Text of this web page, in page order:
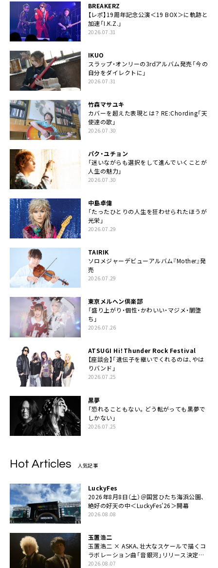
BREAKERZ
【レポ】19周年記念公演＜19 BOX＞に軌跡と
加速「I.K.Z.」
2026.07.31
IKUO
スラップ・オンリーの3rdアルバム発売「今の
自分をダイレクトに」
2026.07.31
竹森マサユキ
カバーを超えた表現とは？ RE:Chording「天
使達の歌」
2026.07.30
パク・ユチョン
「迷いながらも選択をして進んでいくことが
人生の魅力」
2026.07.30
中島卓偉
「たったひとりの人生を狂わせられたほうが
光栄」
2026.07.29
TAIRIK
ソロメジャーデビューアルバム『Mother』発
売
2026.07.29
東京メルヘン倶楽部
「盛り上がり・個性・かわいい・マジメ・闇堕
ち」
2026.07.26
ATSUGI Hi！Thunder Rock Festival
【座談会】「遺伝子を継いでくれるのは、やは
りバンド」
2026.07.25
黒夢
「恐れることもない。どう転がっても黒夢で
しかない」
2026.07.25
Hot Articles 人気記事
LuckyFes
2026年8月8日（土）＠国営ひたち海浜公園、
絶好の好天の中＜LuckyFes’26＞開幕
2026.08.08
玉置浩二
玉置浩二 × ASKA、壮大なスケールで描くコ
ラボレーション曲「音銀河」リリース決定。
カップリングには新曲「命の宿り」収録も
2026.08.07